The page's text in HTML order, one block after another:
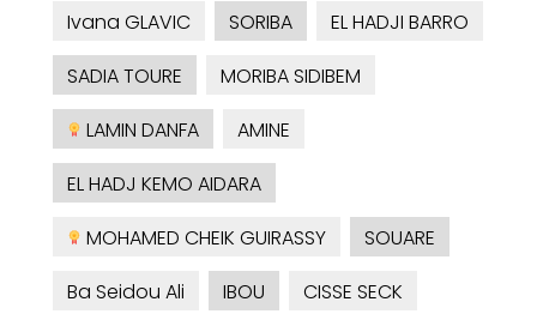
Ivana GLAVIC
SORIBA
EL HADJI BARRO
SADIA TOURE
MORIBA SIDIBEM
LAMIN DANFA
AMINE
EL HADJ KEMO AIDARA
MOHAMED CHEIK GUIRASSY
SOUARE
Ba Seidou Ali
IBOU
CISSE SECK